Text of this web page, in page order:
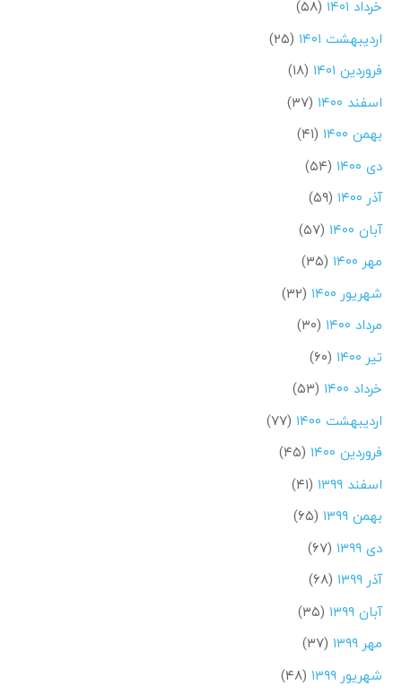
خرداد ۱۴۰۱
(۵۸)
اردیبهشت ۱۴۰۱
(۲۵)
فروردین ۱۴۰۱
(۱۸)
اسفند ۱۴۰۰
(۳۷)
بهمن ۱۴۰۰
(۴۱)
دی ۱۴۰۰
(۵۴)
آذر ۱۴۰۰
(۵۹)
آبان ۱۴۰۰
(۵۷)
مهر ۱۴۰۰
(۳۵)
شهریور ۱۴۰۰
(۳۲)
مرداد ۱۴۰۰
(۳۰)
تیر ۱۴۰۰
(۶۰)
خرداد ۱۴۰۰
(۵۳)
اردیبهشت ۱۴۰۰
(۷۷)
فروردین ۱۴۰۰
(۴۵)
اسفند ۱۳۹۹
(۴۱)
بهمن ۱۳۹۹
(۶۵)
دی ۱۳۹۹
(۶۷)
آذر ۱۳۹۹
(۶۸)
آبان ۱۳۹۹
(۳۵)
مهر ۱۳۹۹
(۳۷)
شهریور ۱۳۹۹
(۴۸)